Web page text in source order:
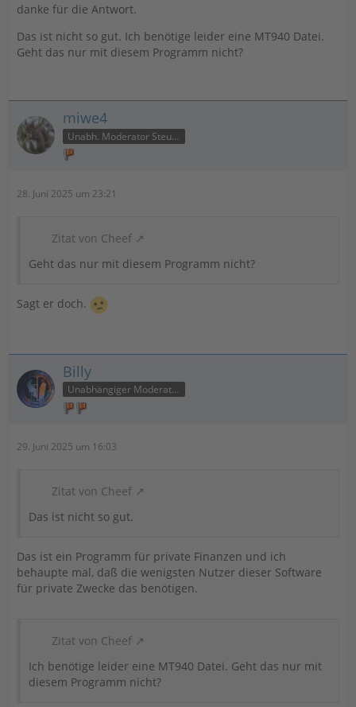
danke für die Antwort.
Das ist nicht so gut. Ich benötige leider eine MT940 Datei.
Geht das nur mit diesem Programm nicht?
miwe4
Unabh. Moderator Steuer
28. Juni 2025 um 23:21
Zitat von Cheef
Geht das nur mit diesem Programm nicht?
Sagt er doch.
Billy
Unabhängiger Moderator
29. Juni 2025 um 16:03
Zitat von Cheef
Das ist nicht so gut.
Das ist ein Programm für private Finanzen und ich
behaupte mal, daß die wenigsten Nutzer dieser Software
für private Zwecke das benötigen.
Zitat von Cheef
Ich benötige leider eine MT940 Datei. Geht das nur mit
diesem Programm nicht?